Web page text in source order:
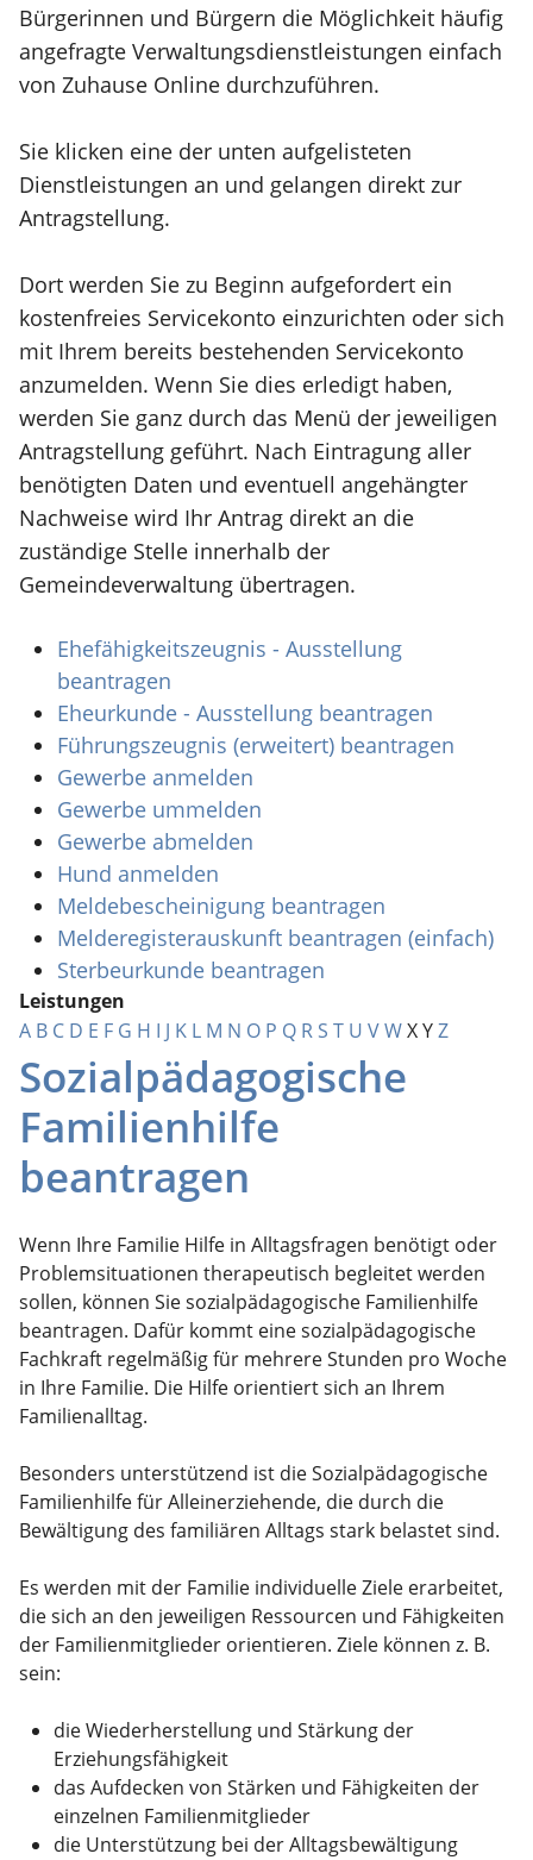
Bürgerinnen und Bürgern die Möglichkeit häufig
angefragte Verwaltungsdienstleistungen einfach
von Zuhause Online durchzuführen.
Sie klicken eine der unten aufgelisteten
Dienstleistungen an und gelangen direkt zur
Antragstellung.
Dort werden Sie zu Beginn aufgefordert ein
kostenfreies Servicekonto einzurichten oder sich
mit Ihrem bereits bestehenden Servicekonto
anzumelden. Wenn Sie dies erledigt haben,
werden Sie ganz durch das Menü der jeweiligen
Antragstellung geführt. Nach Eintragung aller
benötigten Daten und eventuell angehängter
Nachweise wird Ihr Antrag direkt an die
zuständige Stelle innerhalb der
Gemeindeverwaltung übertragen.
Ehefähigkeitszeugnis - Ausstellung
beantragen
Eheurkunde - Ausstellung beantragen
Führungszeugnis (erweitert) beantragen
Gewerbe anmelden
Gewerbe ummelden
Gewerbe abmelden
Hund anmelden
Meldebescheinigung beantragen
Melderegisterauskunft beantragen (einfach)
Sterbeurkunde beantragen
Leistungen
A B C D E F G H I J K L M N O P Q R S T U VWXYZ
Sozialpädagogische
Familienhilfe
beantragen
Wenn Ihre Familie Hilfe in Alltagsfragen benötigt oder
Problemsituationen therapeutisch begleitet werden
sollen, können Siesozialpädagogische Familienhilfe
beantragen. Dafür kommt eine sozialpädagogische
Fachkraft regelmäßig für mehrere Stunden pro Woche
in Ihre Familie. Die Hilfe orientiert sich an Ihrem
Familienalltag.
Besonders unterstützend ist die Sozialpädagogische
Familienhilfe für Alleinerziehende, die durch die
Bewältigung des familiären Alltags stark belastet sind.
Es werden mit der Familie individuelle Ziele erarbeitet,
die sich an den jeweiligen Ressourcen und Fähigkeiten
der Familien­mitglieder orientieren. Ziele können z. B.
sein:
die Wiederherstellung und Stärkung der
Erziehungsfähigkeit
das Aufdecken von Stärken und Fähigkeiten der
einzelnen Familienmitglieder
die Unterstützung bei der Alltagsbewältigung